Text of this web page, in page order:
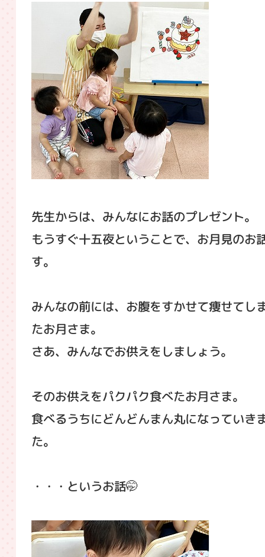
先生からは、みんなにお話のプレゼント。
もうすぐ十五夜ということで、お月見のお
す。
みんなの前には、お腹をすかせて痩せてし
たお月さま。
さあ、みんなでお供えをしましょう。
そのお供えをパクパク食べたお月さま。
食べるうちにどんどんまん丸になっていき
た。
・・・というお話🤭